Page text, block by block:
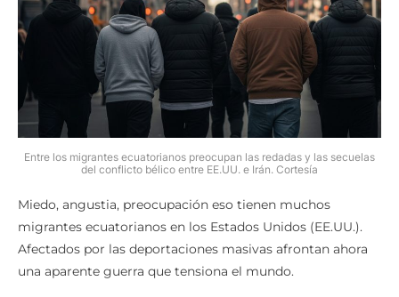
Entre los migrantes ecuatorianos preocupan las redadas y las secuelas
migrantes ecuatorianos en los Estados Unidos (EE.UU.).
Afectados por las deportaciones masivas afrontan ahora
una aparente guerra que tensiona el mundo.